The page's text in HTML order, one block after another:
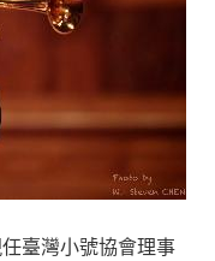
臺灣小號協會理事